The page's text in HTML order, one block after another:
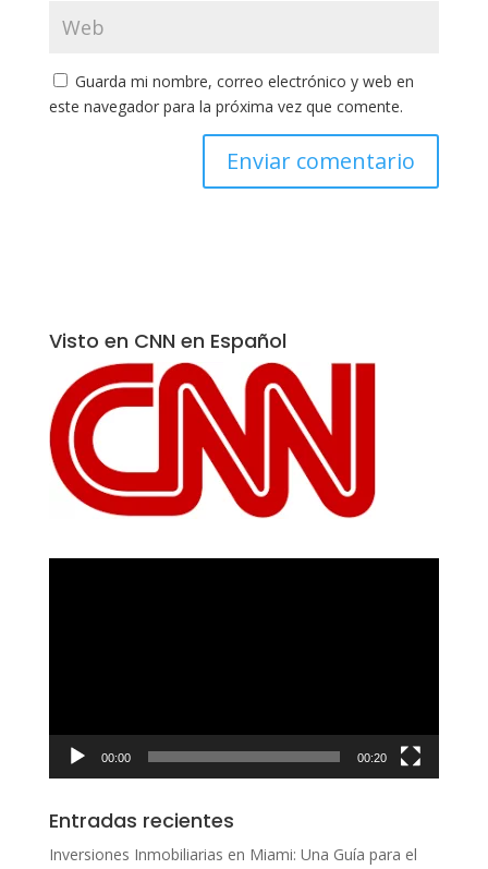
Guarda mi nombre, correo electrónico y web en
este navegador para la próxima vez que comente.
Visto en CNN en Español
00:00 00:20
Entradas recientes
Inversiones Inmobiliarias en Miami: Una Guía para el